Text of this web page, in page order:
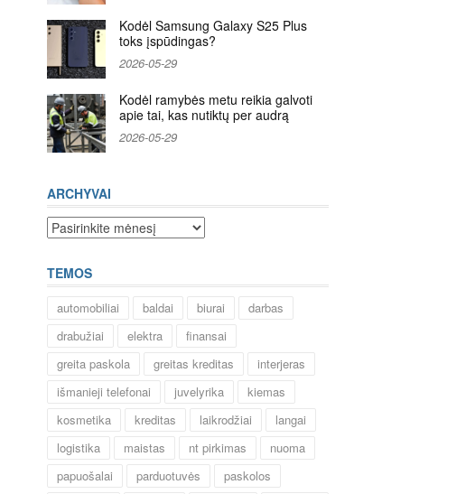
Kodėl Samsung Galaxy S25 Plus
toks įspūdingas?
2026-05-29
Kodėl ramybės metu reikia galvoti
apie tai, kas nutiktų per audrą
2026-05-29
ARCHYVAI
Archyvai
TEMOS
automobiliai baldai biurai
darbas
drabužiai
elektra
finansai
greita paskola
greitas kreditas
interjeras
išmanieji telefonai
juvelyrika
kiemas
kosmetika
kreditas laikrodžiai
langai
logistika
maistas nt pirkimas
nuoma
papuošalai
parduotuvės
paskolos